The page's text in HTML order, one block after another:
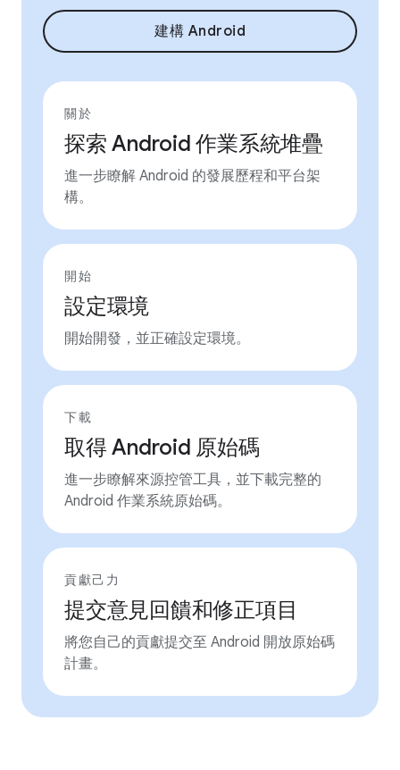
建構 Android
關於
探索 Android 作業系統堆疊
進一步瞭解 Android 的發展歷程和平台架
構。
開始
設定環境
開始開發，並正確設定環境。
下載
取得 Android 原始碼
進一步瞭解來源控管工具，並下載完整的
Android 作業系統原始碼。
貢獻己力
提交意見回饋和修正項目
將您自己的貢獻提交至 Android 開放原始碼
計畫。